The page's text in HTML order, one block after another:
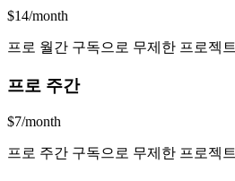
$14/month
프로 월간 구독으로 무제한 프로젝
프로 주간
$7/month
프로 주간 구독으로 무제한 프로젝